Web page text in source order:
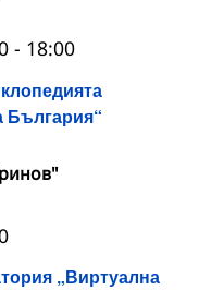
България“
- 18:00
„Виртуална